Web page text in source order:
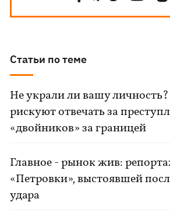
Статьи по теме
Не украли ли вашу
рискуют отвечать за
«двойников» за границей
Главное - рынок жив:
«Петровки», выстоявшей
удара